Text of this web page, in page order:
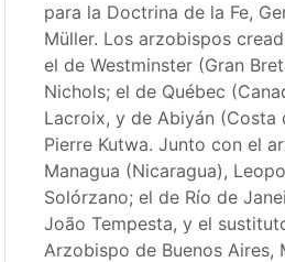
para la Doctrina de la Fe,
Müller. Los arzobispos
el de Westminster (Gran
Nichols; el de Québec
Lacroix, y de Abiyán (Costa
Pierre Kutwa. Junto con el
Managua (Nicaragua),
Solórzano; el de Río de
João Tempesta, y el
Arzobispo de Buenos Aires,